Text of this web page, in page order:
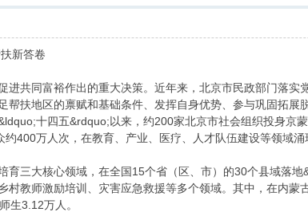
新答卷
进共同富裕作出的重大决策。近年来，北京市民政部门落实
帮扶地区的禀赋和基础条件、发挥自身优势、参与巩固拓展
十四五&rdquo;以来，约200家北京市社会组织投身京
400万人次，在教育、产业、医疗、人才队伍建设等领域涌
育三大核心领域，在全国15个省（区、市）的30个县域落
村教师激励培训、灾害应急救援等多个领域。其中，在内蒙
生3.12万人。